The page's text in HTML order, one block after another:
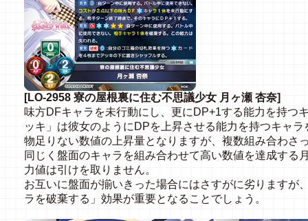
[LO-2958 寮の屋根裏に住む不思議少女 月ヶ瀬 杏奈]
味方DFキャラを未行動にし、更にDP+1する能力を持つ
ッキ」は彼女のようにDPを上昇させる能力を持つキャ
物足りない数値の上昇量となりますが、複数組み合わさ
同じく盤面のキャラを組み合わせて高い数値を達成する
力値は引けを取りません。
お互いに盤面が揃いきった場合にはさすがに劣りますが
ラを破棄する」効果が重要となることでしょう。